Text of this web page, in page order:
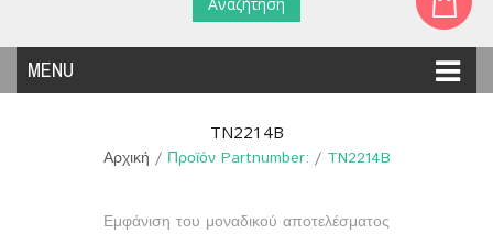
MENU
TN2214B
Αρχική / Προϊόν Partnumber: / TN2214B
Εμφάνιση του μοναδικού αποτελέσματος